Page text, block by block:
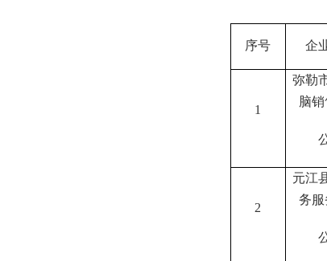
序号 企
1
弥勒
脑
2
元江
务服